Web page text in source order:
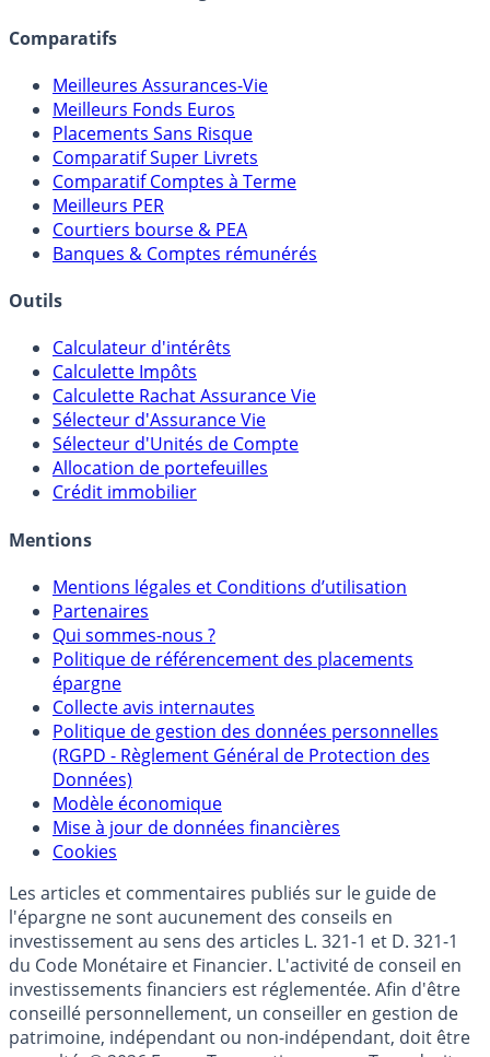
assureurs, sociétés de gestion, CGP, etc.
Comparatifs
Meilleures Assurances-Vie
Meilleurs Fonds Euros
Placements Sans Risque
Comparatif Super Livrets
Comparatif Comptes à Terme
Meilleurs PER
Banques & Comptes rémunérés
Outils
Calculateur d'intérêts
Calculette Impôts
Calculette Rachat Assurance Vie
Sélecteur d'Assurance Vie
Sélecteur d'Unités de Compte
Crédit immobilier
Mentions
Mentions légales et Conditions d’utilisation
Partenaires
Qui sommes-nous ?
Politique de référencement des placements
épargne
Collecte avis internautes
Politique de gestion des données personnelles
(RGPD - Règlement Général de Protection des
Données)
Modèle économique
Cookies
Les articles et commentaires publiés sur le guide de
l'épargne ne sont aucunement des conseils en
investissement au sens des articles L. 321-1 et D. 321-1
du Code Monétaire et Financier. L'activité de conseil en
investissements financiers est réglementée. Afin d'être